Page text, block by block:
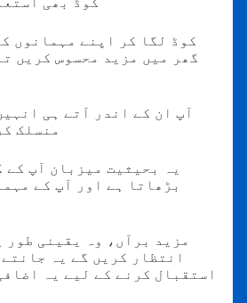
گھر میں مزید محسوس کریں
آپ ان کے اندر آتے ہی
منسلک
یہ بحیثیت میزبان آپ
بڑھاتا ہے اور آپ کے
مزید برآں، وہ یقینی طور
انتظار کریں گے یہ
استقبال کرنے کے لیے یہ